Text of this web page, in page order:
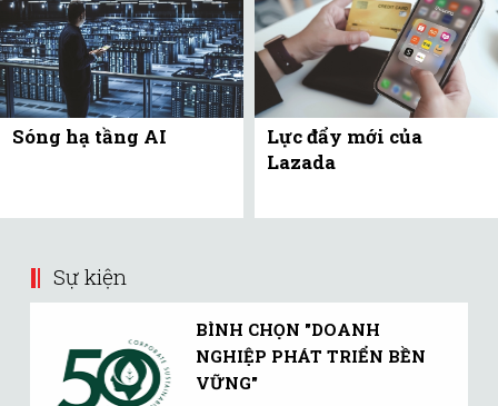
Sóng hạ tầng AI
Lực đẩy mới của
Lazada
Sự kiện
BÌNH CHỌN "DOANH
NGHIỆP PHÁT TRIỂN BỀN
VỮNG"